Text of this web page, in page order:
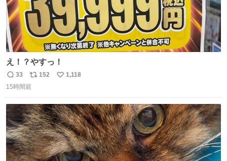
え！？やすっ！
返
信
33
リ
ポ
ト
数
152
い
数
1,118
15時間前